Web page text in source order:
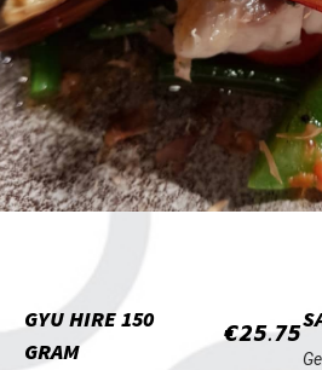
GYU HIRE 150
GRAM
€25.75